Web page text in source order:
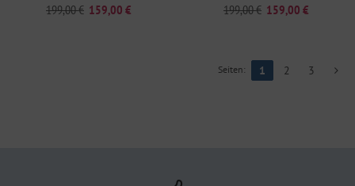
199,00 € 159,00 € 199,00 € 159,00 €
Seiten: 1 2 3